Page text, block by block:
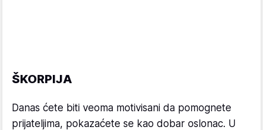
ŠKORPIJA
Danas ćete biti veoma motivisani da pomognete
prijateljima, pokazaćete se kao dobar oslonac. U